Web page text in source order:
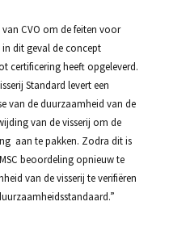
van CVO om de feiten voor
dit geval de concept
certificering heeft opgeleverd.
Standard levert een
van de duurzaamheid van de
van de visserij om de
aan te pakken. Zodra dit is
beoordeling opnieuw te
van de visserij te verifiëren